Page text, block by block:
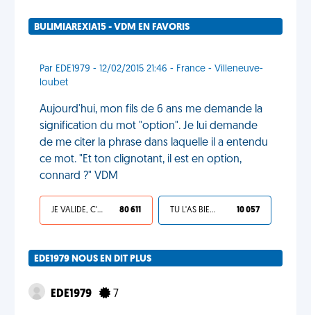
BULIMIAREXIA15 - VDM EN FAVORIS
Par EDE1979 - 12/02/2015 21:46 - France - Villeneuve-
loubet
Aujourd'hui, mon fils de 6 ans me demande la
signification du mot "option". Je lui demande
de me citer la phrase dans laquelle il a entendu
ce mot. "Et ton clignotant, il est en option,
connard ?" VDM
JE VALIDE, C'EST UNE VDM 80 611 TU L'AS BIEN MÉRITÉ 10 057
EDE1979 NOUS EN DIT PLUS
EDE1979 7